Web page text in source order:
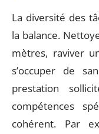
La diversité des
la balance.
mètres, raviver
s’occuper de
prestation
compétences
cohérent. Par